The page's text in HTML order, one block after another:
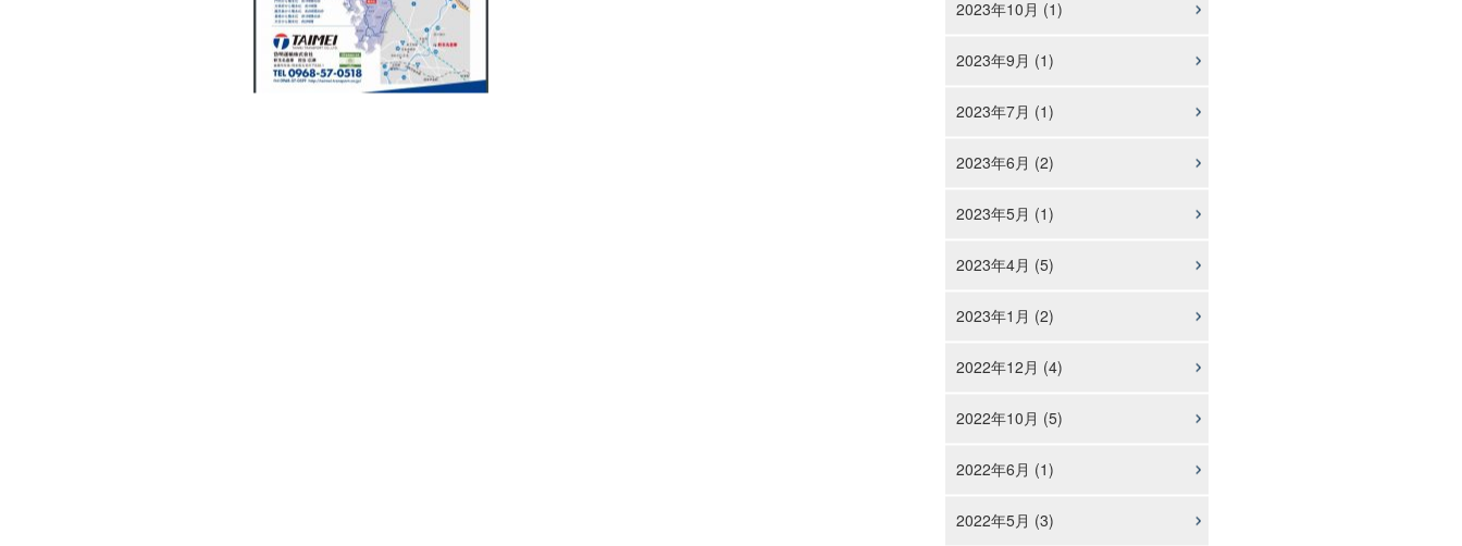
2023年10月 (1)
2023年9月 (1)
2023年7月 (1)
2023年6月 (2)
2023年5月 (1)
2023年4月 (5)
2023年1月 (2)
2022年12月 (4)
2022年10月 (5)
2022年6月 (1)
2022年5月 (3)